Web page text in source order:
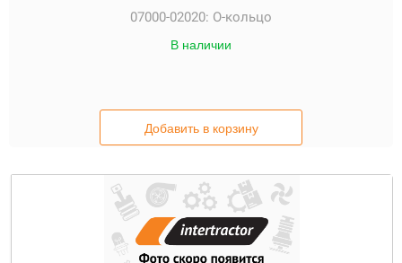
07000-02020: О-кольцо
В наличии
Добавить в корзину